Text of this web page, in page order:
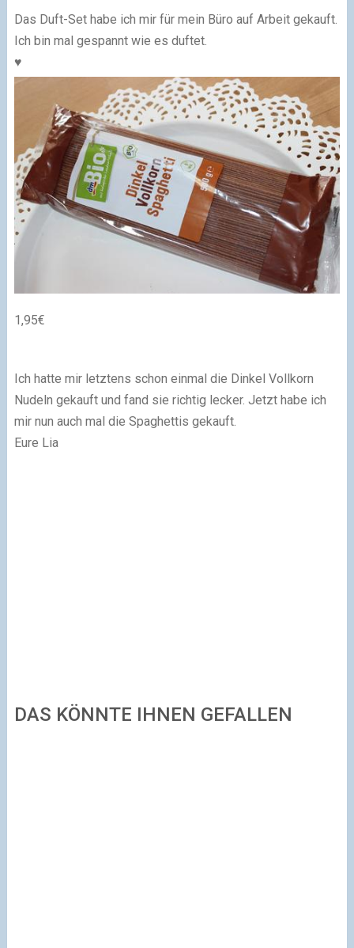
Das Duft-Set habe ich mir für mein Büro auf Arbeit gekauft.
Ich bin mal gespannt wie es duftet.
♥
1,95€
Ich hatte mir letztens schon einmal die Dinkel Vollkorn
Nudeln gekauft und fand sie richtig lecker. Jetzt habe ich
mir nun auch mal die Spaghettis gekauft.
Eure Lia
DAS KÖNNTE IHNEN GEFALLEN